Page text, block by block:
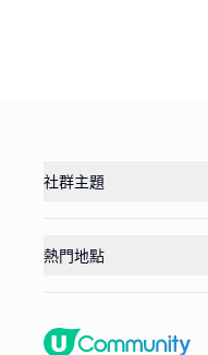
社群主題
熱門地點